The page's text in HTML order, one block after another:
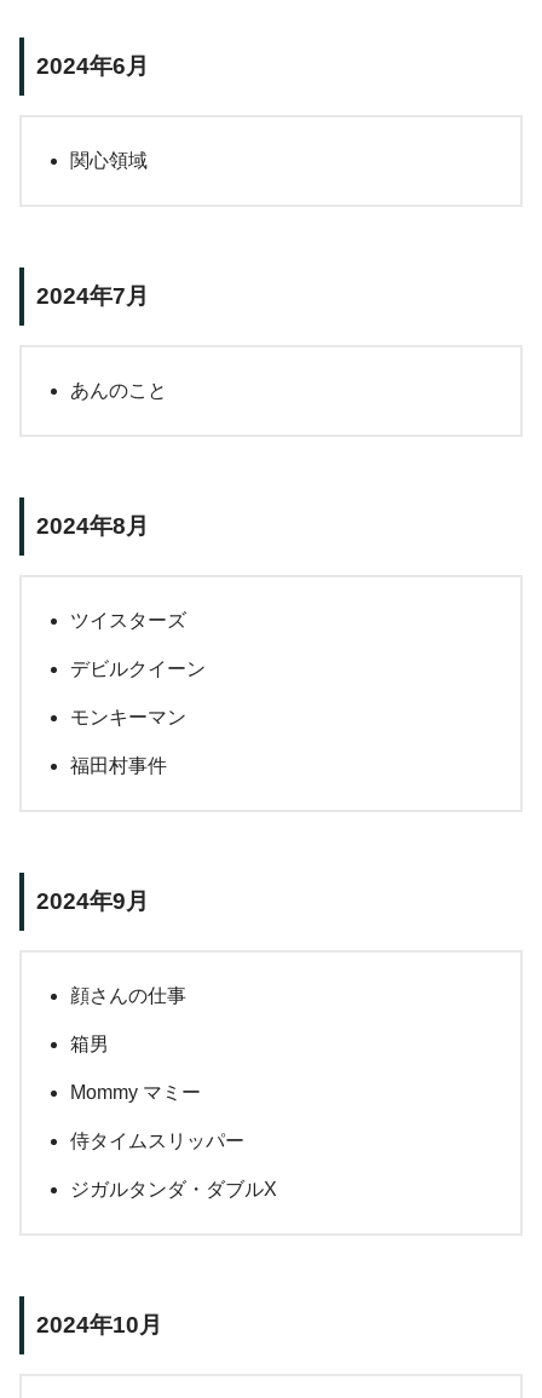
2024年6月
関心領域
2024年7月
あんのこと
2024年8月
ツイスターズ
デビルクイーン
モンキーマン
福田村事件
2024年9月
顔さんの仕事
箱男
Mommy マミー
侍タイムスリッパー
ジガルタンダ・ダブルX
2024年10月